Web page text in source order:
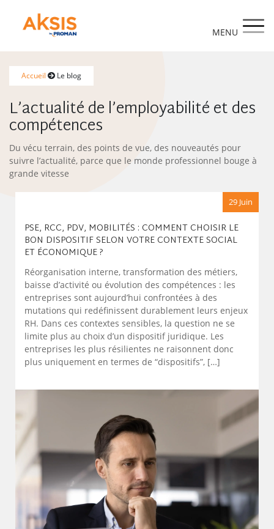
Accueil Le blog
L’actualité de l’employabilitéet des
compétences
Du vécu terrain, des points de vue, des nouveautés pour
suivre l’actualité, parce que le monde professionnel bouge à
grande vitesse
29 Juin
PSE, RCC, PDV, MOBILITÉS : COMMENT CHOISIR LE
BON DISPOSITIF SELON VOTRE CONTEXTE SOCIAL
ET ÉCONOMIQUE ?
Réorganisation interne, transformation des métiers,
baisse d’activité ou évolution des compétences : les
entreprises sont aujourd’hui confrontées à des
mutations qui redéfinissent durablement leurs enjeux
RH. Dans ces contextes sensibles, la question ne se
limite plus au choix d’un dispositif juridique. Les
entreprises les plus résilientes ne raisonnent donc
plus uniquement en termes de “dispositifs”, […]